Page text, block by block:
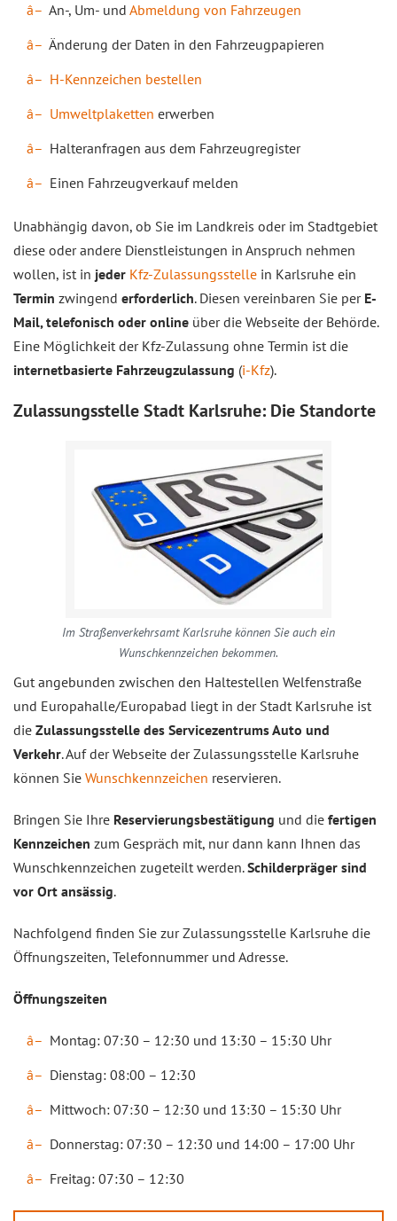
An-, Um- und Abmeldung von Fahrzeugen
Änderung der Daten in den Fahrzeugpapieren
H-Kennzeichen bestellen
Umweltplaketten erwerben
Halteranfragen aus dem Fahrzeugregister
Einen Fahrzeugverkauf melden
Unabhängig davon, ob Sie im Landkreis oder im Stadtgebiet
diese oder andere Dienstleistungen in Anspruch nehmen
wollen, ist in jeder Kfz-Zulassungsstelle in Karlsruhe ein
Termin zwingend erforderlich. Diesen vereinbaren Sie per E-
Mail, telefonisch oder online über die Webseite der Behörde.
Eine Möglichkeit der Kfz-Zulassung ohne Termin ist die
internetbasierte Fahrzeugzulassung (i-Kfz).
Zulassungsstelle Stadt Karlsruhe: Die Standorte
Im Straßenverkehrsamt Karlsruhe können Sie auch ein
Wunschkennzeichen bekommen.
Gut angebunden zwischen den Haltestellen Welfenstraße
und Europahalle/Europabad liegt in der Stadt Karlsruhe ist
die Zulassungsstelle des Servicezentrums Auto und
Verkehr. Auf der Webseite der Zulassungsstelle Karlsruhe
können Sie Wunschkennzeichen reservieren.
Bringen Sie Ihre Reservierungsbestätigung und die fertigen
Kennzeichen zum Gespräch mit, nur dann kann Ihnen das
Wunschkennzeichen zugeteilt werden.Schilderpräger sind
vor Ort ansässig.
Nachfolgend finden Sie zur Zulassungsstelle Karlsruhe die
Öffnungszeiten, Telefonnummer und Adresse.
Öffnungszeiten
Montag: 07:30 – 12:30 und 13:30 – 15:30 Uhr
Dienstag: 08:00 – 12:30
Mittwoch: 07:30 – 12:30 und 13:30 – 15:30 Uhr
Donnerstag: 07:30 – 12:30 und 14:00 – 17:00 Uhr
Freitag: 07:30 – 12:30